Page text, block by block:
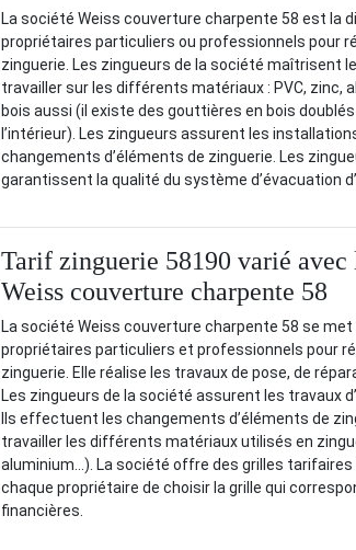
La société Weiss couverture charpente 58 est la
propriétaires particuliers ou professionnels pour
zinguerie. Les zingueurs de la société maîtrisent
travailler sur les différents matériaux : PVC, zinc,
bois aussi (il existe des gouttières en bois doublés
l’intérieur). Les zingueurs assurent les
changements d’éléments de zinguerie. Les
garantissent la qualité du système d’évacuation
Tarif zinguerie 58190 varié avec
Weiss couverture charpente 58
La société Weiss couverture charpente 58 se
propriétaires particuliers et professionnels pour
zinguerie. Elle réalise les travaux de pose, de
Les zingueurs de la société assurent les travaux
Ils effectuent les changements d’éléments de
travailler les différents matériaux utilisés en
aluminium…). La société offre des grilles tarifaires
chaque propriétaire de choisir la grille qui
financières.